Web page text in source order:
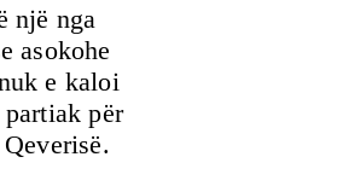
një nga
asokohe
e kaloi
për